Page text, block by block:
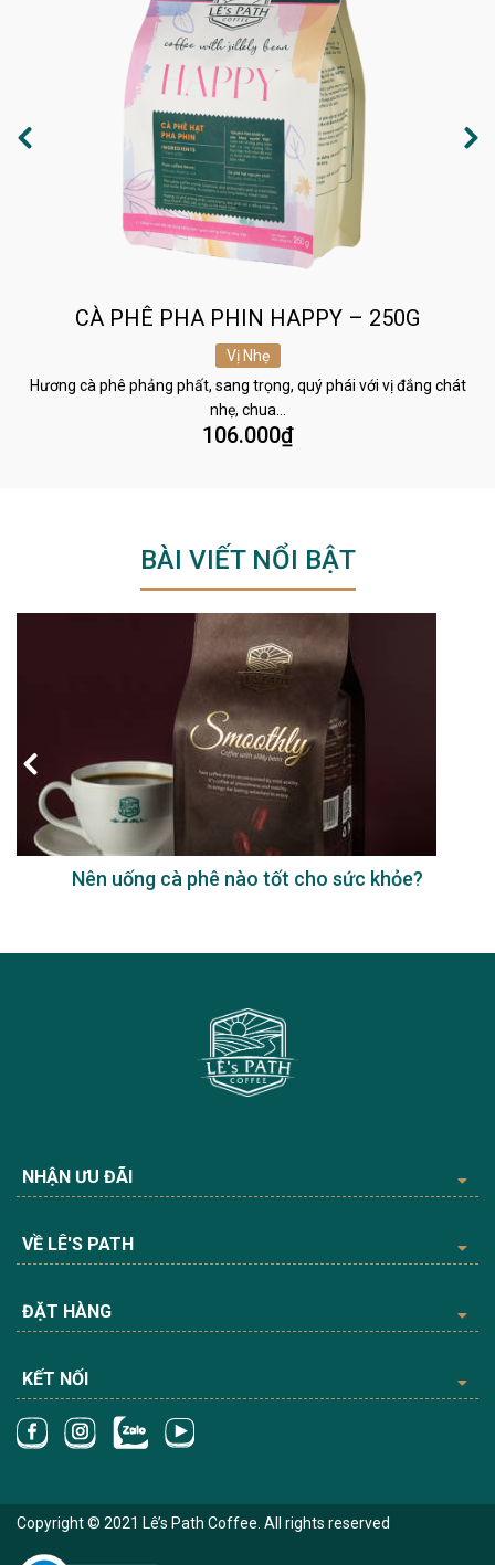
CÀ PHÊ PHA PHIN HAPPY – 250G
Vị Nhẹ
Hương cà phê phảng phất, sang trọng, quý phái với vị đắng chát
nhẹ, chua…
106.000₫
BÀI VIẾT NỔI BẬT
Nên uống cà phê nào tốt cho sức khỏe?
NHẬN ƯU ĐÃI
VỀ LÊ'S PATH
ĐẶT HÀNG
KẾT NỐI
Copyright © 2021 Lê’s Path Coffee. All rights reserved